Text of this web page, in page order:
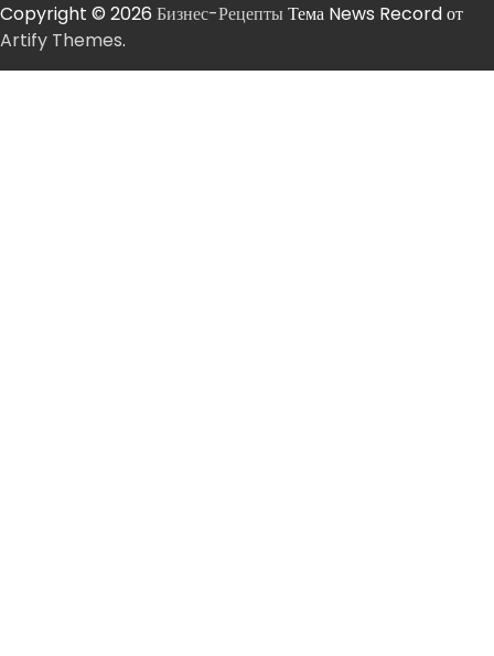
Copyright © 2026 Бизнес-РецептыТема News Record от
Artify Themes.